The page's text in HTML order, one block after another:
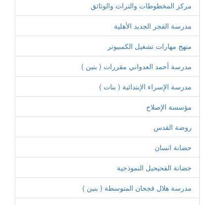
مركز المخطوطات والتراث والوثائق
مدرسة الفجر الجديد الأهلية
منهج مهارات تشغيل الكمبيوتر
مدرسة أحمد العدواني مقررات ( بنين )
مدرسة الإسراء الإبتدائية ( بنات )
مؤسسة الإصلاح
روضة القدس
حضانة انسان
حضانة الفحيحيل النموذجية
مدرسة هلال فجحان المتوسطة ( بنين )